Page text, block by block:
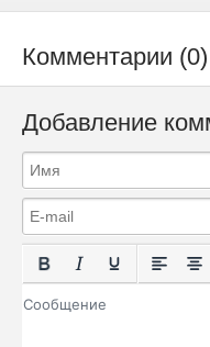
Комментарии (0)
Добавление